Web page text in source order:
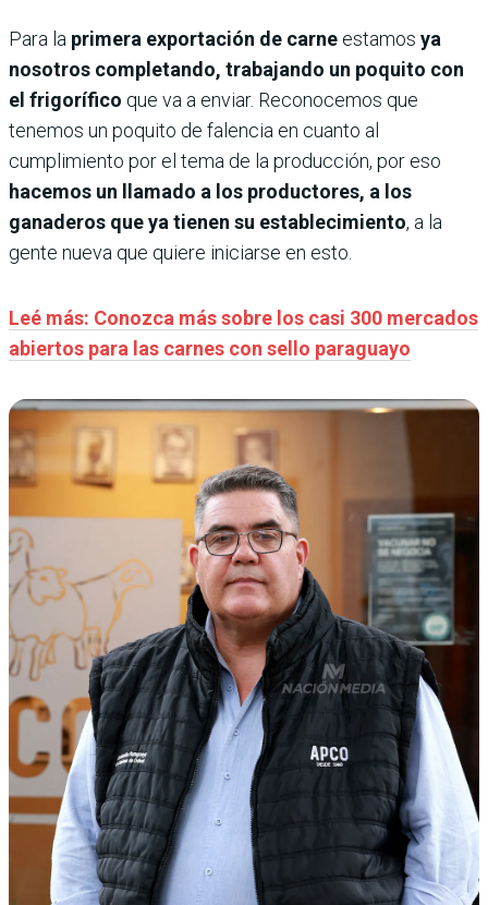
Para la primera exportación de carne estamos ya
nosotros completando, trabajando un poquito con
el frigorífico que va a enviar. Reconocemos que
tenemos un poquito de falencia en cuanto al
cumplimiento por el tema de la producción, por eso
hacemos un llamado a los productores, a los
ganaderos que ya tienen su establecimiento, a la
gente nueva que quiere iniciarse en esto.
Leé más: Conozca más sobre los casi 300 mercados
abiertos para las carnes con sello paraguayo